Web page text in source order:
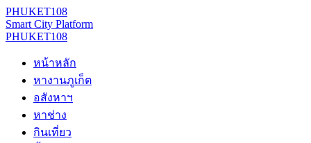
PHUKET108
Smart City Platform
PHUKET108
หน้าหลัก
หางานภูเก็ต
อสังหาฯ
หาช่าง
กินเที่ยว